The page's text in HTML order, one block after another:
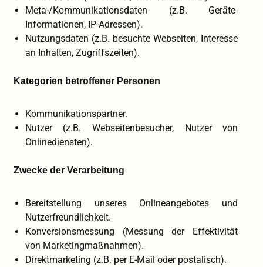
Meta-/Kommunikationsdaten (z.B. Geräte-
Informationen, IP-Adressen).
Nutzungsdaten (z.B. besuchte Webseiten, Interesse
an Inhalten, Zugriffszeiten).
Kategorien betroffener Personen
Kommunikationspartner.
Nutzer (z.B. Webseitenbesucher, Nutzer von
Onlinediensten).
Zwecke der Verarbeitung
Bereitstellung unseres Onlineangebotes und
Nutzerfreundlichkeit.
Konversionsmessung (Messung der Effektivität
von Marketingmaßnahmen).
Direktmarketing (z.B. per E-Mail oder postalisch).